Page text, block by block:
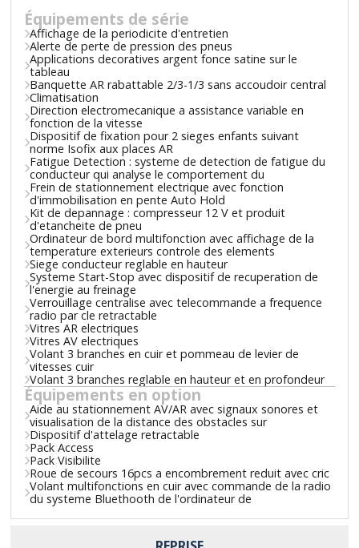
Équipements de série
Affichage de la periodicite d'entretien
Alerte de perte de pression des pneus
Applications decoratives argent fonce satine sur le
tableau
Banquette AR rabattable 2/3-1/3 sans accoudoir central
Climatisation
Direction electromecanique a assistance variable en
fonction de la vitesse
Dispositif de fixation pour 2 sieges enfants suivant
norme Isofix aux places AR
Fatigue Detection : systeme de detection de fatigue du
conducteur qui analyse le comportement du
Frein de stationnement electrique avec fonction
d'immobilisation en pente Auto Hold
Kit de depannage : compresseur 12 V et produit
d'etancheite de pneu
Ordinateur de bord multifonction avec affichage de la
temperature exterieurs controle des elements
Siege conducteur reglable en hauteur
Systeme Start-Stop avec dispositif de recuperation de
l'energie au freinage
Verrouillage centralise avec telecommande a frequence
radio par cle retractable
Vitres AR electriques
Vitres AV electriques
Volant 3 branches en cuir et pommeau de levier de
vitesses cuir
Volant 3 branches reglable en hauteur et en profondeur
Équipements en option
Aide au stationnement AV/AR avec signaux sonores et
visualisation de la distance des obstacles sur
Dispositif d'attelage retractable
Pack Access
Pack Visibilite
Roue de secours 16pcs a encombrement reduit avec cric
Volant multifonctions en cuir avec commande de la radio
du systeme Bluethooth de l'ordinateur de